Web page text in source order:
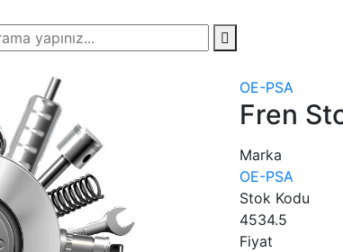
OE-PSA
Fren
Marka
OE-PSA
Stok Kodu
4534.5
Fiyat